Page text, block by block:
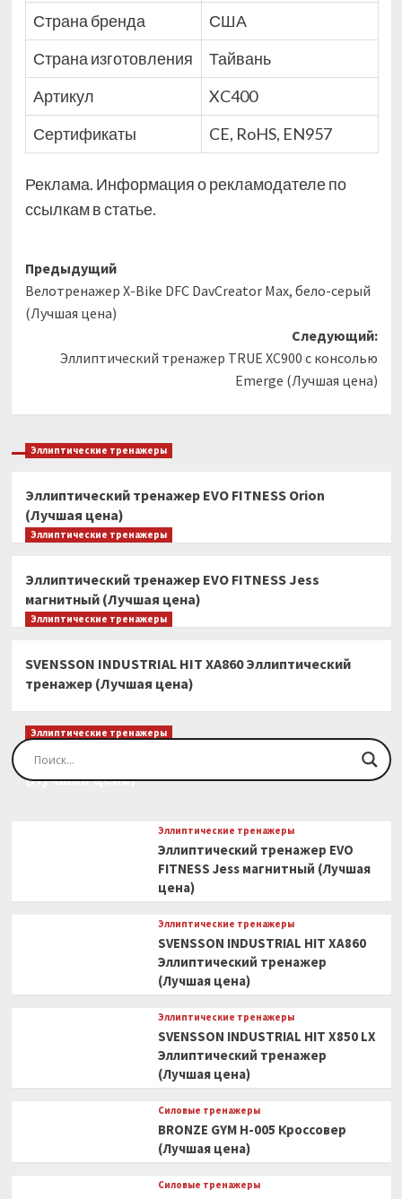
Страна бренда
США
Страна изготовления
Тайвань
Артикул
XC400
Сертификаты
CE, RoHS, EN957
Реклама. Информация о рекламодателе по
ссылкам в статье.
Навигация
записи
Предыдущий
Велотренажер X-Bike DFC DavCreator Max, бело-серый
(Лучшая цена)
Следующий:
Эллиптический тренажер TRUE XC900 c консолью
Emerge (Лучшая цена)
Эллиптические тренажеры
Эллиптический тренажер EVO FITNESS Orion
(Лучшая цена)
Эллиптические тренажеры
Эллиптический тренажер EVO FITNESS Jess
магнитный (Лучшая цена)
Эллиптические тренажеры
SVENSSON INDUSTRIAL HIT XA860 Эллиптический
тренажер (Лучшая цена)
Эллиптические тренажеры
Эллиптический тренажер EVO FITNESS Orion
(Лучшая цена)
Эллиптические тренажеры
Эллиптический тренажер EVO
FITNESS Jess магнитный (Лучшая
цена)
Эллиптические тренажеры
SVENSSON INDUSTRIAL HIT XA860
Эллиптический тренажер
(Лучшая цена)
Эллиптические тренажеры
SVENSSON INDUSTRIAL HIT X850 LX
Эллиптический тренажер
(Лучшая цена)
Силовые тренажеры
BRONZE GYM H-005 Кроссовер
(Лучшая цена)
Силовые тренажеры